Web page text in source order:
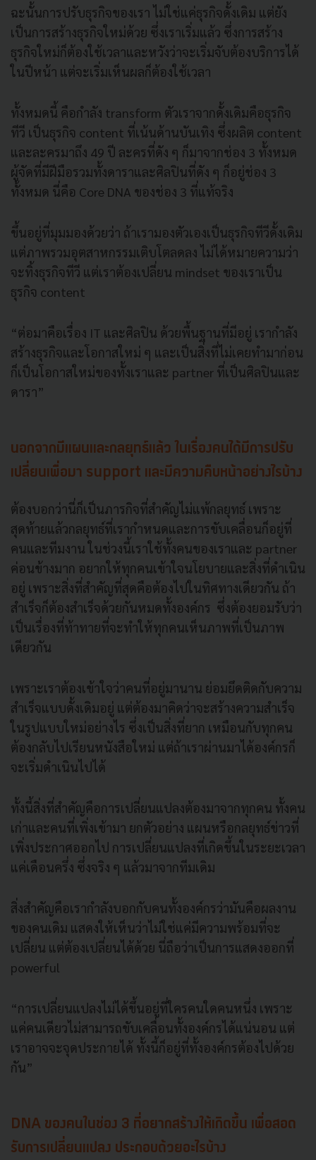
ฉะนั้นการปรับธุรกิจของเรา ไม่ใช่แค่ธุรกิจดั้งเดิม แต่ยัง
เป็นการสร้างธุรกิจใหม่ด้วย ซึ่งเราเริ่มแล้ว ซึ่งการสร้าง
ธุรกิจใหม่ก็ต้องใช้เวลาและหวังว่าจะเริ่มจับต้องบริการได้
ในปีหน้า แต่จะเริ่มเห็นผลก็ต้องใช้เวลา
ทั้งหมดนี้ คือกำลัง transform ตัวเราจากดั้งเดิมคือธุรกิจ
ทีวี เป็นธุรกิจ content ที่เน้นด้านบันเทิง ซึ่งผลิต content
และละครมาถึง 49 ปี ละครที่ดัง ๆ ก็มาจากช่อง 3 ทั้งหมด
ผู้จัดที่มีฝีมือรวมทั้งดาราและศิลปินที่ดัง ๆ ก็อยู่ช่อง 3
ทั้งหมด นี่คือ Core DNA ของช่อง 3 ที่แท้จริง
ขึ้นอยู่ที่มุมมองด้วยว่า ถ้าเรามองตัวเองเป็นธุรกิจทีวีดั้งเดิม
แต่ภาพรวมอุตสาหกรรมเติบโตลดลง ไม่ได้หมายความว่า
จะทิ้งธุรกิจทีวี แต่เราต้องเปลี่ยน mindset ของเราเป็น
ธุรกิจ content
“ต่อมาคือเรื่อง IT และศิลปิน ด้วยพื้นฐานที่มีอยู่ เรากำลัง
สร้างธุรกิจและโอกาสใหม่ ๆ และเป็นสิ่งที่ไม่เคยทำมาก่อน
ก็เป็นโอกาสใหม่ของทั้งเราและ partner ที่เป็นศิลปินและ
ดารา”
นอกจากมีแผนและกลยุทธ์แล้ว ในเรื่องคนได้มีการปรับ
เปลี่ยนเพื่อมา support และมีความคืบหน้าอย่างไรบ้าง
ต้องบอกว่านี่ก็เป็นภารกิจที่สำคัญไม่แพ้กลยุทธ์ เพราะ
สุดท้ายแล้วกลยุทธ์ที่เรากำหนดและการขับเคลื่อนก็อยู่ที่
คนและทีมงาน ในช่วงนี้เราใช้ทั้งคนของเราและ partner
ค่อนข้างมาก อยากให้ทุกคนเข้าใจนโยบายและสิ่งที่ดำเนิน
อยู่ เพราะสิ่งที่สำคัญที่สุดคือต้องไปในทิศทางเดียวกัน ถ้า
สำเร็จก็ต้องสำเร็จด้วยกันหมดทั้งองค์กร ซึ่งต้องยอมรับว่า
เป็นเรื่องที่ท้าทายที่จะทำให้ทุกคนเห็นภาพที่เป็นภาพ
เดียวกัน
เพราะเราต้องเข้าใจว่าคนที่อยู่มานาน ย่อมยึดติดกับความ
สำเร็จแบบดั้งเดิมอยู่ แต่ต้องมาคิดว่าจะสร้างความสำเร็จ
ในรูปแบบใหม่อย่างไร ซึ่งเป็นสิ่งที่ยาก เหมือนกับทุกคน
ต้องกลับไปเรียนหนังสือใหม่ แต่ถ้าเราผ่านมาได้องค์กรก็
จะเริ่มดำเนินไปได้
ทั้งนี้สิ่งที่สำคัญคือการเปลี่ยนแปลงต้องมาจากทุกคน ทั้งคน
เก่าและคนที่เพิ่งเข้ามา ยกตัวอย่าง แผนหรือกลยุทธ์ข่าวที่
เพิ่งประกาศออกไป การเปลี่ยนแปลงที่เกิดขึ้นในระยะเวลา
แค่เดือนครึ่ง ซึ่งจริง ๆ แล้วมาจากทีมเดิม
สิ่งสำคัญคือเรากำลังบอกกับคนทั้งองค์กรว่ามันคือผลงาน
ของคนเดิม แสดงให้เห็นว่าไม่ใช่แค่มีความพร้อมที่จะ
เปลี่ยน แต่ต้องเปลี่ยนได้ด้วย นี่ถือว่าเป็นการแสดงออกที่
powerful
“การเปลี่ยนแปลงไม่ได้ขึ้นอยู่ที่ใครคนใดคนหนึ่ง เพราะ
แค่คนเดียวไม่สามารถขับเคลื่อนทั้งองค์กรได้แน่นอน แต่
เราอาจจะจุดประกายได้ ทั้งนี้ก็อยู่ที่ทั้งองค์กรต้องไปด้วย
กัน”
DNA ของคนในช่อง 3 ที่อยากสร้างให้เกิดขึ้น เพื่อสอด
รับการเปลี่ยนแปลง ประกอบด้วยอะไรบ้าง